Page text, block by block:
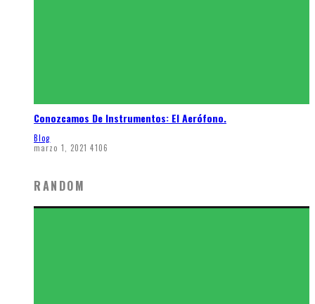
Conozcamos De Instrumentos: El Aerófono.
Blog
marzo 1, 2021 4106
RANDOM